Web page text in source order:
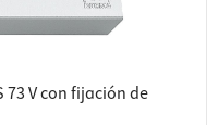
V con fijación de